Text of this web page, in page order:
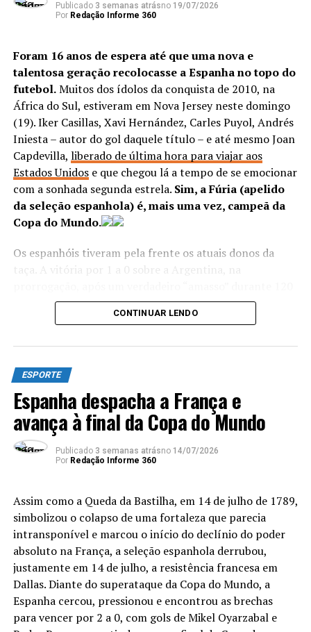
Vinícius e Galoppo marcaram pelo São Paulo, que teve
Luciano desperdiçando sua oportunidade, enquanto
Wellington Rato e Shaylon marcaram para o Atlético,
que viu Baralhas e Léo Pereira falharem.
Edição: Fábio Lisboa
TÓPICOS RELACIONADOS: DESTAQUE ESPORTE
ATÉ A PRÓXIMA
Caixa espera pelo Flamengo para avançar em
negociação sobre estádio próprio
NÃO PERCA
Fla garante vaga na final da Libertadores e já tem
Publicado 3 semanas atrásno 19/07/2026
Por Redação Informe 360
Foram 16 anos de espera até que uma nova e
talentosa geração recolocasse a Espanha no topo do
futebol.Muitos dos ídolos da conquista de 2010, na
África do Sul, estiveram em Nova Jersey neste domingo
(19). Iker Casillas, Xavi Hernández, Carles Puyol, Andrés
Iniesta – autor do gol daquele título – e até mesmo Joan
Capdevilla, liberado de última hora para viajar aos
Estados Unidose que chegou lá a tempo de se emocionar
com a sonhada segunda estrela. Sim, a Fúria (apelido
da seleção espanhola) é, mais uma vez, campeã da
Copa do Mundo.
Os espanhóis tiveram pela frente os atuais donos da
taça. A vitória por 1 a 0 sobre a Argentina, na
minutos de jogo, colocou a seleção europeia no grupo
seleto de bicampeões mundiais, que também tem
todos os ganhadores e único penta, o Brasil.
Diferentemente de 2010, o herói do título saiu do banco
de reservas. Mas, Ferran Torres e Iniesta têm algo em
comum. No momento em que decidiram a Copa para a
Espanha, ambos representavam o Barcelona. Ao
contrário do ex-meio-campista, revelado no clube
passou pelo Manchester City (Inglaterra) antes de
chegar ao Barça.
Com a sexta menor média de idade da Copa (26,2), a
Fúria deixou um recado claro para 2030, quandoserá
uma das sedes: é favorita para buscar o tri.Afinal,
possui nomes como os meias Gavi e Pedri e o atacante
Nico Williams – que sequer terão completado 30 anos –
CONTINUAR LENDO
ESPORTE
Espanha despacha a França e
avança à final da Copa do Mundo
Publicado 3 semanas atrásno 14/07/2026
Por Redação Informe 360
Assim como a Queda da Bastilha, em 14 de julho de 1789,
simbolizou o colapso de uma fortaleza que parecia
intransponível e marcou o início do declínio do poder
absoluto na França, a seleção espanhola derrubou,
justamente em 14 de julho, a resistência francesa em
Dallas. Diante do superataque da Copa do Mundo, a
Espanha cercou, pressionou e encontrou as brechas
para vencer por 2 a 0, com gols de Mikel Oyarzabal e